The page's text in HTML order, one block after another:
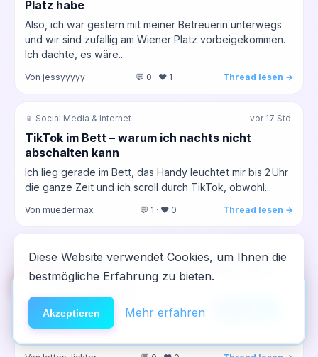
Platz habe
Also, ich war gestern mit meiner Betreuerin unterwegs
und wir sind zufallig am Wiener Platz vorbeigekommen.
Ich dachte, es wäre...
Von jessyyyyy 💬 0 · ❤️ 1 Thread lesen →
📱 Social Media & Internet vor 17 Std.
TikTok im Bett – warum ich nachts nicht
abschalten kann
Ich lieg gerade im Bett, das Handy leuchtet mir bis 2 Uhr
die ganze Zeit und ich scroll durch TikTok, obwohl...
Von muedermax 💬 1 · ❤️ 0 Thread lesen →
🔄 Rückfall & Neustart vor 18 Std.
Warum ich Angst vor Freundschaften habe,
seit ich clean bin
Ich sitz gerade in meinem Zimmer und denke daruber
nach, wie sich mein Leben in den letzten 10 Monaten
🆘Hilfe
NeelixberliN auf dem Homescreen —
wie eine echte App.
Diese Website verwendet Cookies, um Ihnen die
bestmögliche Erfahrung zu bieten.
Akzeptieren Mehr erfahren